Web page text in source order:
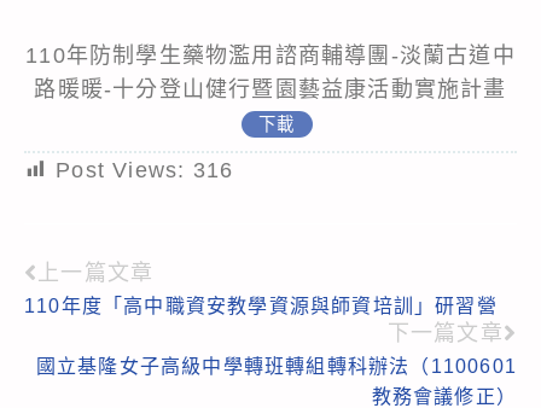
110年防制學生藥物濫用諮商輔導團-淡蘭古道中
路暖暖-十分登山健行暨園藝益康活動實施計畫
下載
Post Views: 316
Read
more
articles
上一篇文章
110年度「高中職資安教學資源與師資培訓」研習營
下一篇文章
國立基隆女子高級中學轉班轉組轉科辦法（1100601
教務會議修正）